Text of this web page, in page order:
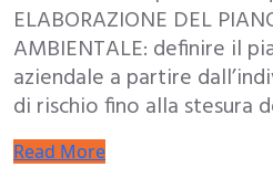
ELABORAZIONE DEL
AMBIENTALE: definire il
aziendale a partire
di rischio fino alla stesura
Read More